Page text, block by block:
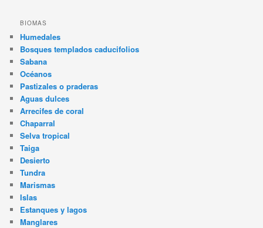
BIOMAS
Humedales
Bosques templados caducifolios
Sabana
Océanos
Pastizales o praderas
Aguas dulces
Arrecifes de coral
Chaparral
Selva tropical
Taiga
Desierto
Tundra
Marismas
Islas
Estanques y lagos
Manglares